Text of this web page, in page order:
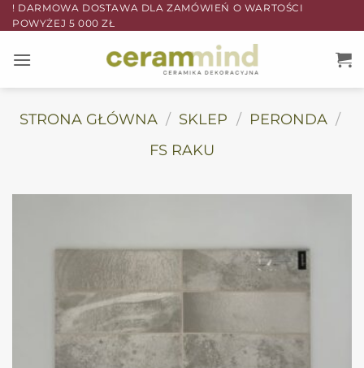
Przewiń
do
! DARMOWA DOSTAWA DLA ZAMÓWIEŃ O WARTOŚCI
POWYŻEJ 5 000 ZŁ
STRONA GŁÓWNA / SKLEP / PERONDA /
FS RAKU